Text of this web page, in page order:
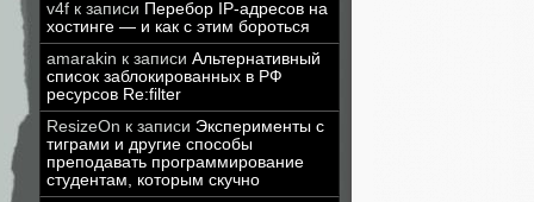
v4f к записи Перебор IP-адресов на
хостинге — и как с этим бороться
amarakin к записи Альтернативный
список заблокированных в РФ
ресурсов Re:filter
ResizeOn к записи Эксперименты с
тиграми и другие способы
преподавать программирование
студентам, которым скучно